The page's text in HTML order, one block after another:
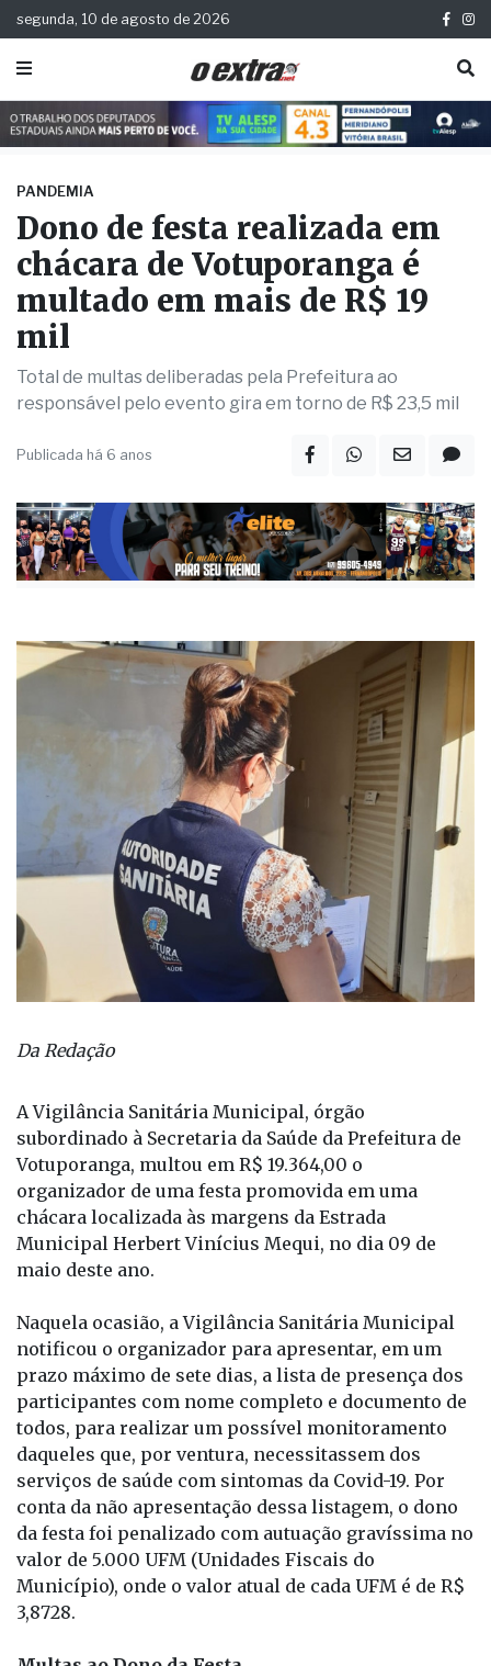
segunda, 10 de agosto de 2026
PANDEMIA
Dono de festa realizada em
chácara de Votuporanga é
multado em mais de R$ 19
mil
Total de multas deliberadas pela Prefeitura ao
responsável pelo evento gira em torno de R$ 23,5 mil
Publicada há 6 anos
Da Redação
A Vigilância Sanitária Municipal, órgão
subordinado à Secretaria da Saúde da Prefeitura de
Votuporanga, multou em R$ 19.364,00 o
organizador de uma festa promovida em uma
Municipal Herbert Vinícius Mequi, no dia 09 de
maio deste ano.
Naquela ocasião, a Vigilância Sanitária Municipal
notificou o organizador para apresentar, em um
prazo máximo de sete dias, a lista de presença dos
participantes com nome completo e documento de
todos, para realizar um possível monitoramento
daqueles que, por ventura, necessitassem dos
serviços de saúde com sintomas da Covid-19. Por
conta da não apresentação dessa listagem, o dono
da festa foi penalizado com autuação gravíssima no
valor de 5.000 UFM (Unidades Fiscais do
Município), onde o valor atual de cada UFM é de R$